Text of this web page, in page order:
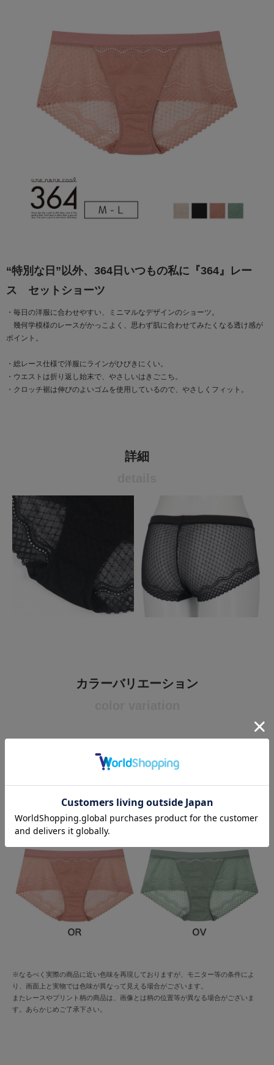
“特別な日”以外、364日いつもの私に『364』レー
ス セットショーツ
・毎日の洋服に合わせやすい、ミニマルなデザインのショーツ。
幾何学模様のレースがかっこよく、思わず肌に合わせてみたくなる透け感が
ポイント。
・総レース仕様で洋服にラインがひびきにくい。
・ウエストは折り返し始末で、やさしいはきごこち。
・クロッチ裾は伸びのよいゴムを使用しているので、やさしくフィット。
詳細
カラーバリエーション
※なるべく実際の商品に近い色味を再現しておりますが、モニター等の条件によ
り、画面上と実物では色味が異なって見える場合がございます。
またレースやプリント柄の商品は、画像とは柄の位置等が異なる場合がございま
す。あらかじめご了承下さい。